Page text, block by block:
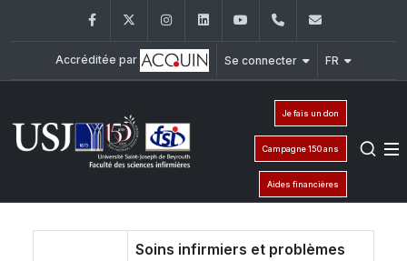
FacebookTwitter InstagramLinkedInYouTube+961 (1) 421 240
Accréditée par Se connecter FR
Je fais un don
Campagne 150 ans
Aides financières
Soins infirmiers et problèmes